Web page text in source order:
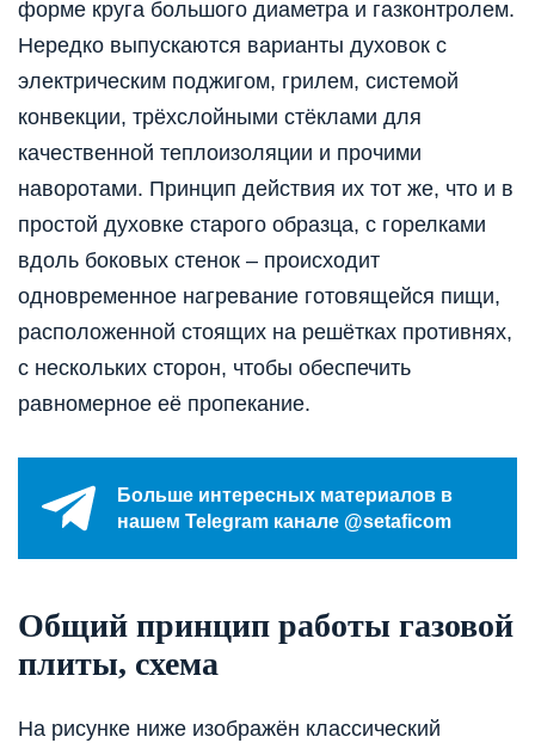
форме круга большого диаметра и газконтролем.
Нередко выпускаются варианты духовок с
электрическим поджигом, грилем, системой
конвекции, трёхслойными стёклами для
качественной теплоизоляции и прочими
наворотами. Принцип действия их тот же, что и в
простой духовке старого образца, с горелками
вдоль боковых стенок – происходит
одновременное нагревание готовящейся пищи,
расположенной стоящих на решётках противнях,
с нескольких сторон, чтобы обеспечить
равномерное её пропекание.
Больше интересных материалов в
нашем Telegram канале @setaficom
Общий принцип работы газовой
плиты, схема
На рисунке ниже изображён классический